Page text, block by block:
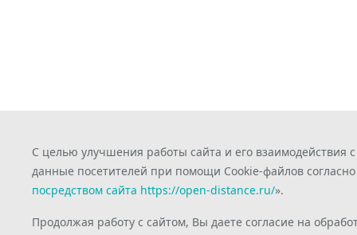
С целью улучшения работы сайта и его
данные посетителей при помощи Cookie-файлов согласно
посредством сайта https://open-distance.ru/».
Продолжая работу с сайтом, Вы даете согласие на